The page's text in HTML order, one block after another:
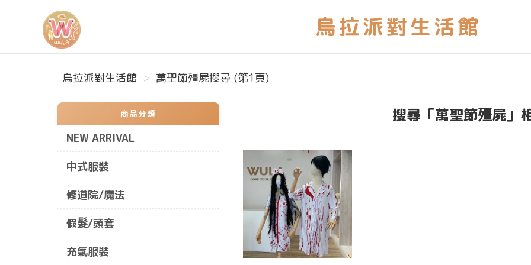
烏拉派對生活館
烏拉派對生活館 萬聖節殭屍搜尋 (第1頁)
商品分類
NEW ARRIVAL
中式服裝
修道院/魔法
假髮/頭套
充氣服裝
搜尋「萬聖節殭屍」